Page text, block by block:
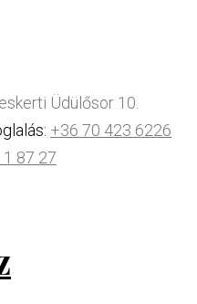
Üdülősor 10.
+36 70 423 6226
87 27